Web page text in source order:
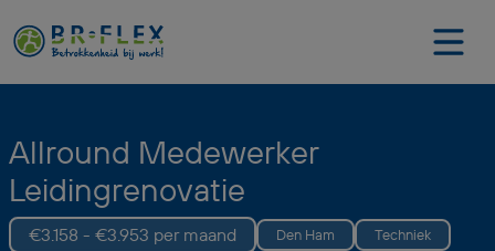
Allround Medewerker
Leidingrenovatie
€3.158 - €3.953 per maand Den Ham Techniek